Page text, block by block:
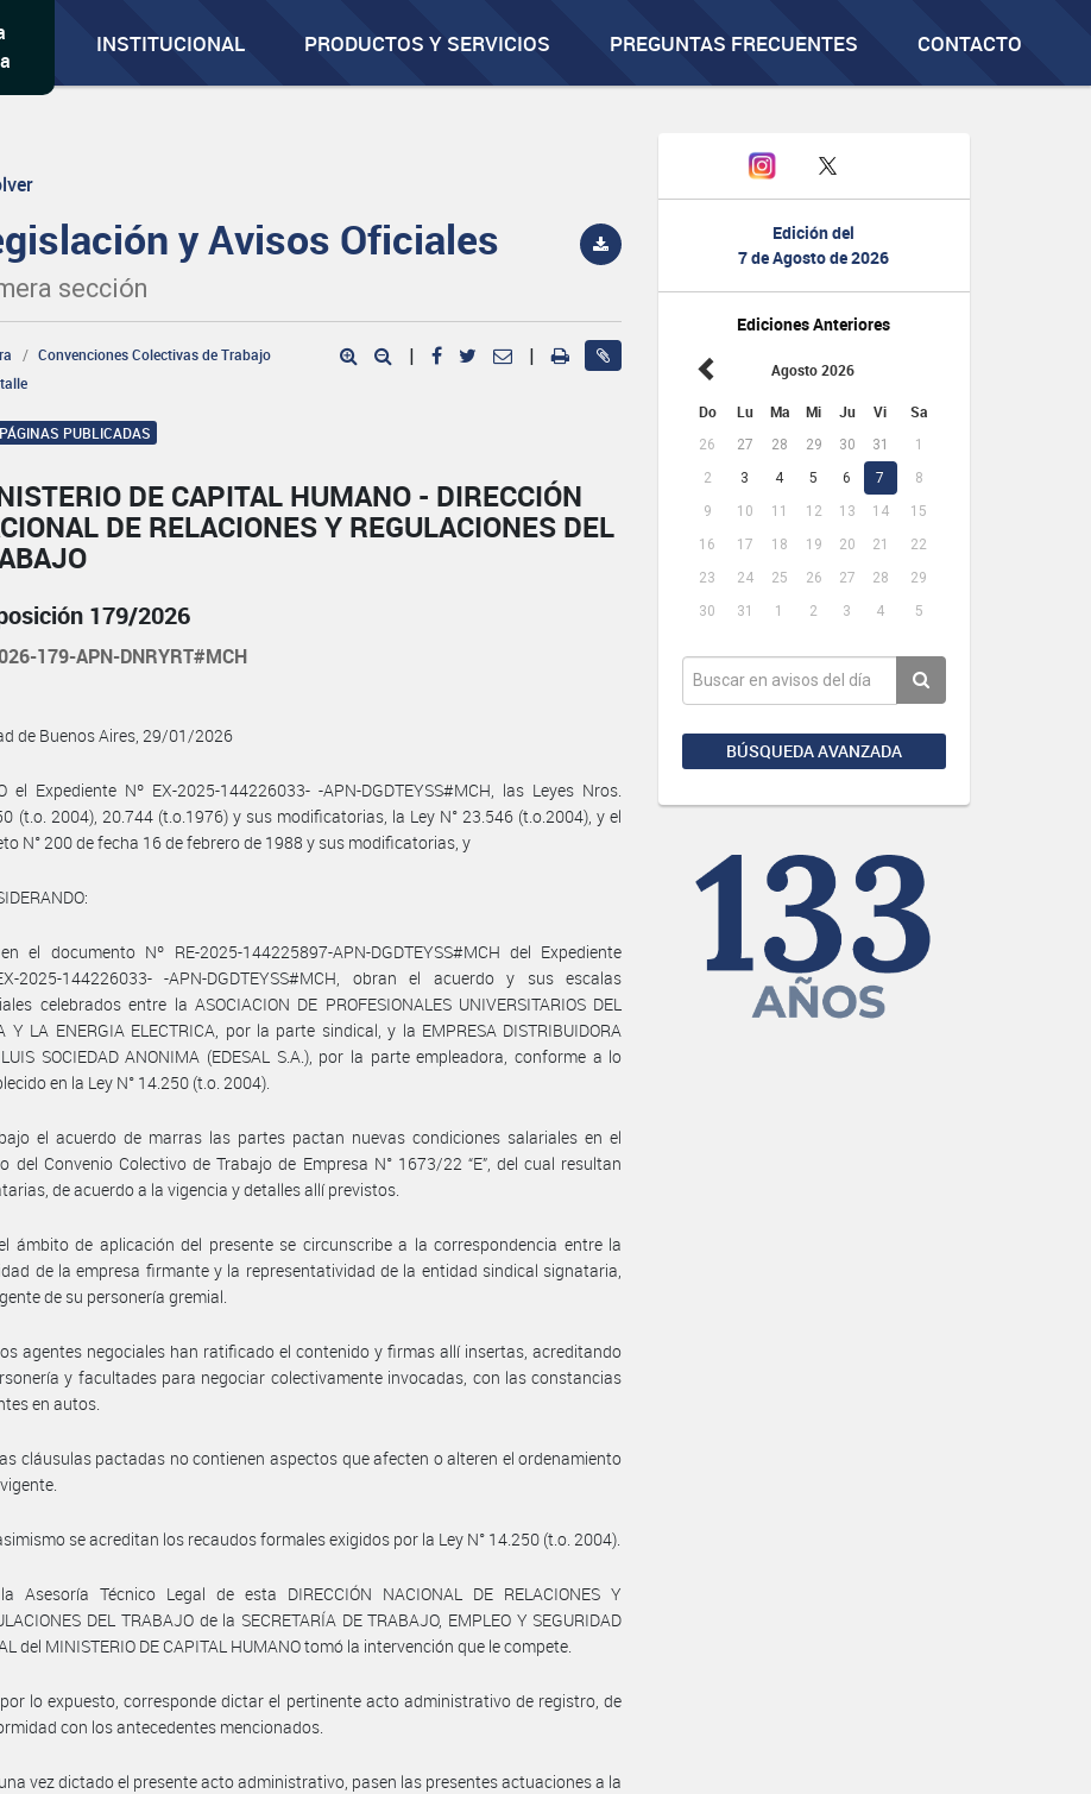
INSTITUCIONAL PRODUCTOS Y SERVICIOS PREGUNTAS FRECUENTES CONTACTO
Edición del
7 de Agosto de 2026
Ediciones Anteriores
Agosto 2026
Do Lu Ma Mi Ju Vi Sa
26 27 28 29 30 31
1
2
3 4 5 6 7
8
9
10 11 12 13 14
15
16
17 18 19 20 21
22
23
24 25 26 27 28
29
30
31 1 2 3 4 5
BÚSQUEDA AVANZADA
y Avisos Oficiales
sección
Convenciones Colectivas de Trabajo
| |
PUBLICADAS
DE CAPITAL HUMANO - DIRECCIÓN
DE RELACIONES Y REGULACIONES DEL
179/2026
179-APN-DNRYRT#MCH
de Buenos Aires, 29/01/2026
el Expediente Nº EX-2025-144226033- -APN-DGDTEYSS#MCH, las Leyes Nros.
(t.o. 2004), 20.744 (t.o.1976) y sus modificatorias, la Ley N° 23.546 (t.o.2004), y el
N° 200 de fecha 16 de febrero de 1988 y sus modificatorias, y
el documento Nº RE-2025-144225897-APN-DGDTEYSS#MCH del Expediente
2025-144226033- -APN-DGDTEYSS#MCH, obran el acuerdo y sus escalas
celebrados entre la ASOCIACION DE PROFESIONALES UNIVERSITARIOS DEL
Y LA ENERGIA ELECTRICA, por la parte sindical, y la EMPRESA DISTRIBUIDORA
SOCIEDAD ANONIMA (EDESAL S.A.), por la parte empleadora, conforme a lo
en la Ley N° 14.250 (t.o. 2004).
el acuerdo de marras las partes pactan nuevas condiciones salariales en el
del Convenio Colectivo de Trabajo de Empresa N° 1673/22 “E”, del cual resultan
de acuerdo a la vigencia y detalles allí previstos.
ámbito de aplicación del presente se circunscribe a la correspondencia entre la
de la empresa firmante y la representatividad de la entidad sindical signataria,
de su personería gremial.
agentes negociales han ratificado el contenido y firmas allí insertas, acreditando
y facultades para negociar colectivamente invocadas, con las constancias
en autos.
cláusulas pactadas no contienen aspectos que afecten o alteren el ordenamiento
se acreditan los recaudos formales exigidos por la Ley N° 14.250 (t.o. 2004).
Asesoría Técnico Legal de esta DIRECCIÓN NACIONAL DE RELACIONES Y
DEL TRABAJO de la SECRETARÍA DE TRABAJO, EMPLEO Y SEGURIDAD
del MINISTERIO DE CAPITAL HUMANO tomó la intervención que le compete.
lo expuesto, corresponde dictar el pertinente acto administrativo de registro, de
con los antecedentes mencionados.
vez dictado el presente acto administrativo, pasen las presentes actuaciones a la